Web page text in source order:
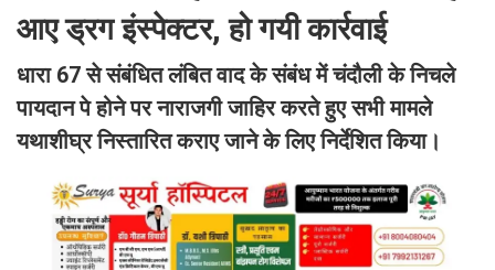
आए ड्रग इंस्पेक्टर, हो गयी कार्रवाई
धारा 67 से संबंधित लंबित वाद के संबंध में चंदौली के निचले
पायदान पे होने पर नाराजगी जाहिर करते हुए सभी मामले
यथाशीघ्र निस्तारित कराए जाने के लिए निर्देशित किया।